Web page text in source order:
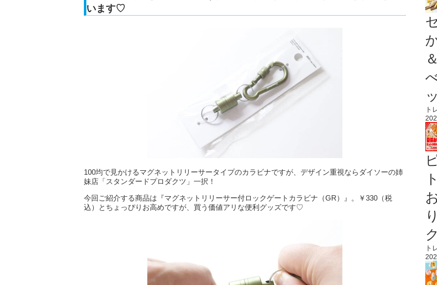
います♡
100均で見かけるマグネットリリーサータイプのカラビナですが、デザイン重視ならダイソーの姉
妹店「スタンダードプロダクツ」一択！
今回ご紹介する商品は『マグネットリリーサー付ロックゲートカラビナ（GR）』。￥330（税
込）とちょっぴりお高めですが、買う価値アリな便利グッズです♡
ト
ト